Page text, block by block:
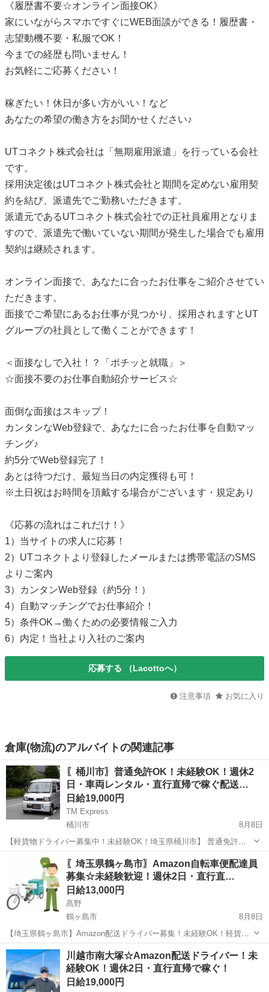
《履歴書不要☆オンライン面接OK》
家にいながらスマホですぐにWEB面談ができる！履歴書・
志望動機不要・私服でOK！
今までの経歴も問いません！
お気軽にご応募ください！
稼ぎたい！休日が多い方がいい！など
あなたの希望の働き方をお聞かせください♪
UTコネクト株式会社は「無期雇用派遣」を行っている会社
です。
採用決定後はUTコネクト株式会社と期間を定めない雇用契
約を結び、派遣先でご勤務いただきます。
派遣元であるUTコネクト株式会社での正社員雇用となりま
すので、派遣先で働いていない期間が発生した場合でも雇用
契約は継続されます。
オンライン面接で、あなたに合ったお仕事をご紹介させてい
ただきます。
面接でご希望にあるお仕事が見つかり、採用されますとUT
グループの社員として働くことができます！
＜面接なしで入社！？「ポチッと就職」＞
☆面接不要のお仕事自動紹介サービス☆
面倒な面接はスキップ！
カンタンなWeb登録で、あなたに合ったお仕事を自動マッ
チング♪
約5分でWeb登録完了！
あとは待つだけ、最短当日の内定獲得も可！
※土日祝はお時間を頂戴する場合がございます・規定あり
《応募の流れはこれだけ！》
1）当サイトの求人に応募！
2）UTコネクトより登録したメールまたは携帯電話のSMS
よりご案内
3）カンタンWeb登録（約5分！）
4）自動マッチングでお仕事紹介！
5）条件OK→働くための必要情報ご入力
6）内定！当社より入社のご案内
応募する （Lacottoへ）
注意事項 お気に入り
倉庫(物流)のアルバイトの関連記事
〖桶川市〗普通免許OK！未経験OK！週休2
日・車両レンタル・直行直帰で稼ぐ配送…
日給19,000円
TM Express
桶川市
8月8日
【軽貨物ドライバー募集中！未経験OK！埼玉県桶川市】 普通免許が
あれば、経験・年齢・性別・学歴・職歴不問！✨ 軽くて小さな荷物の
配送が中心なので、体力に自信がなくても大丈夫♪ 直行直帰OK！車両
レンタル制度あり！充実の研修...
桶川市 ドライバー 社用車
〖埼玉県鶴ヶ島市〗Amazon自転車便配達員
募集☆未経験歓迎！週休2日・直行直…
日給13,000円
髙野
鶴ヶ島市
8月8日
【埼玉県鶴ヶ島市】Amazon配送ドライバー募集！未経験OK！軽貨物
で【高収入】を目指しませんか？普通免許があればスタート可能☆週
休2日制で【プライベートも充実】！車両レンタル・直行直帰OK♪スマ
ホ操作ができれば◎！充実の研...
埼玉 鶴ヶ島市 ドライバー
川越市南大塚☆Amazon配送ドライバー！未
経験OK！週休2日・直行直帰で稼ぐ！
日給19,000円